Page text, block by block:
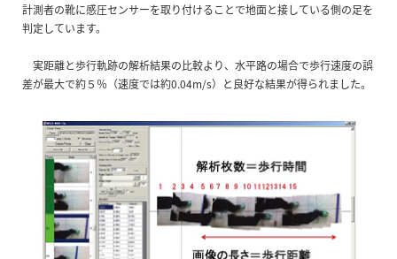
計測者の靴に感圧センサーを取り付けることで地面と接している側の足を
判定しています。
実距離と歩行軌跡の解析結果の比較より、水平路の場合で歩行速度の誤
差が最大で約５％（速度では約0.04m/s）と良好な結果が得られました。